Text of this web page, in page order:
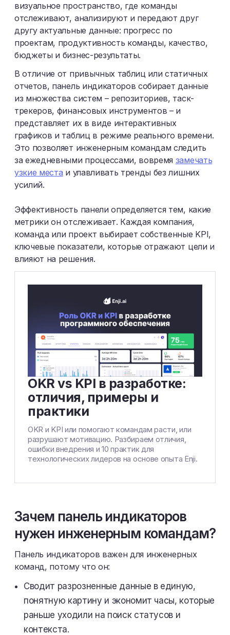
визуальное пространство, где команды
отслеживают, анализируют и передают друг
другу актуальные данные: прогресс по
проектам, продуктивность команды, качество,
бюджеты и бизнес-результаты.
В отличие от привычных таблиц или статичных
отчетов, панель индикаторов собирает данные
из множества систем – репозиториев, таск-
трекеров, финансовых инструментов – и
представляет их в виде интерактивных
графиков и таблиц в режиме реального времени.
Это позволяет инженерным командам следить
за ежедневными процессами, вовремя замечать
узкие места и улавливать тренды без лишних
усилий.
Эффективность панели определяется тем, какие
метрики он отслеживает. Каждая компания,
команда или проект выбирает собственные KPI,
ключевые показатели, которые отражают цели и
влияют на решения.
OKR vs KPI в разработке:
отличия, примеры и
практики
OKR и KPI или помогают командам расти, или
разрушают мотивацию. Разбираем отличия,
ошибки внедрения и 10 практик для
технологических лидеров на основе опыта Enji.
Зачем панель индикаторов
нужен инженерным командам?
Панель индикаторов важен для инженерных
команд, потому что он:
Сводит разрозненные данные в единую,
понятную картину и экономит часы, которые
раньше уходили на поиск статусов и
контекста.